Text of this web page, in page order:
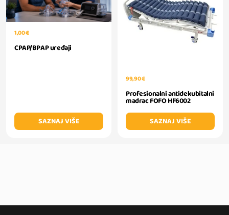
1,00 €
CPAP/BPAP uređaji
SAZNAJ VIŠE
99,90 €
Profesionalni antidekubitalni
madrac FOFO HF6002
SAZNAJ VIŠE